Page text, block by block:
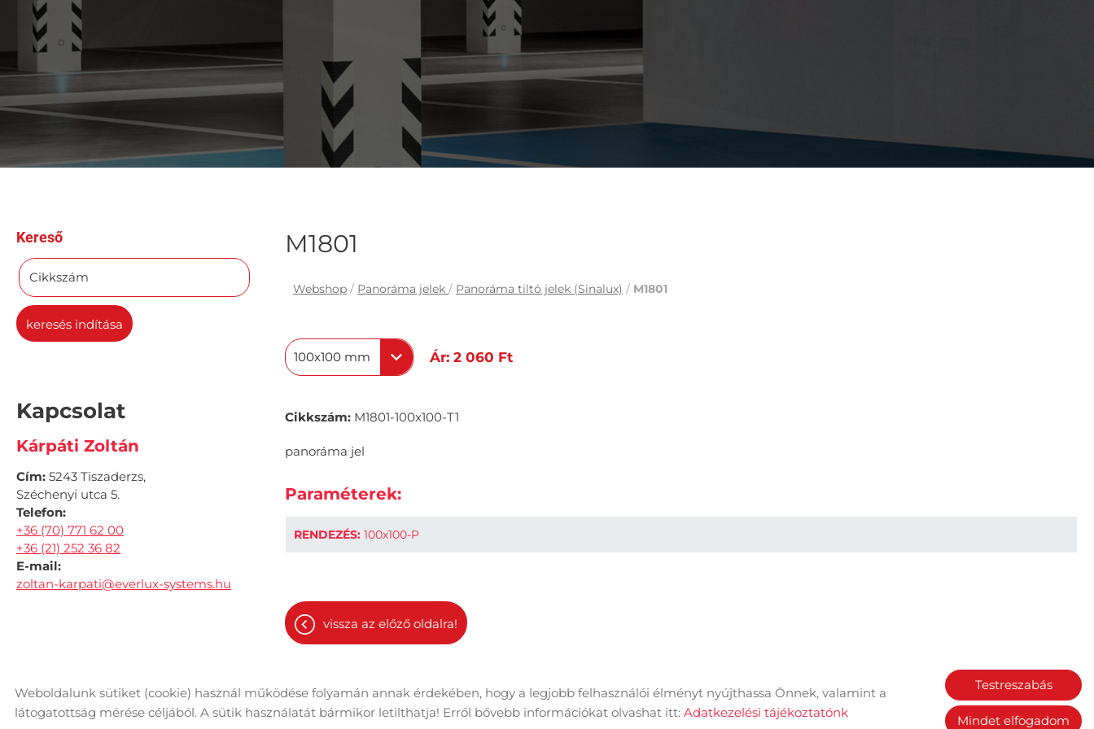
Kereső
Cikkszám
keresés indítása
Kapcsolat
Kárpáti Zoltán
Cím: 5243 Tiszaderzs,
Széchenyi utca 5.
Telefon:
+36 (70) 771 62 00
+36 (21) 252 36 82
E-mail:
zoltan-karpati@everlux-systems.hu
M1801
Webshop / Panoráma jelek / Panoráma tiltó jelek (Sinalux) / M1801
100x100 mm Ár: 2 060 Ft
Cikkszám: M1801-100x100-T1
panoráma jel
Paraméterek:
RENDEZÉS: 100x100-P
vissza az előző oldalra!
© 2026 - Minden jog fenntartva Oldal információk Adatkezelési tájékoztató Impresszum
Sütik kezelése
Mindet elfogadom
Testreszabás
Weboldalunk sütiket (cookie) használ működése folyamán annak érdekében, hogy a legjobb felhasználói élményt nyújthassa Önnek, valamint a
látogatottság mérése céljából. A sütik használatát bármikor letilthatja! Erről bővebb információkat olvashat itt: Adatkezelési tájékoztatónk